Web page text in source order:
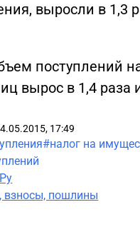
выросли в 1,3
поступлений
вырос в 1,4 раза
17:49
#налог на
взносы, пошлины